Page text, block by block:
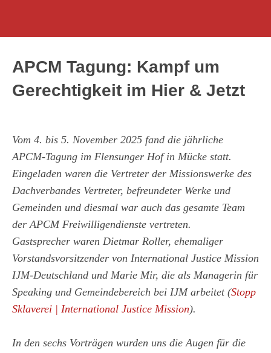
APCM Tagung: Kampf um
Gerechtigkeit im Hier & Jetzt
Vom 4. bis 5. November 2025 fand die jährliche
APCM-Tagung im Flensunger Hof in Mücke statt.
Eingeladen waren die Vertreter der Missionswerke des
Dachverbandes Vertreter, befreundeter Werke und
Gemeinden und diesmal war auch das gesamte Team
der APCM Freiwilligendienste vertreten.
Gastsprecher waren Dietmar Roller, ehemaliger
Vorstandsvorsitzender von International Justice Mission
IJM-Deutschland und Marie Mir, die als Managerin für
Speaking und Gemeindebereich bei IJM arbeitet (Stopp
Sklaverei | International Justice Mission).
In den sechs Vorträgen wurden uns die Augen für die